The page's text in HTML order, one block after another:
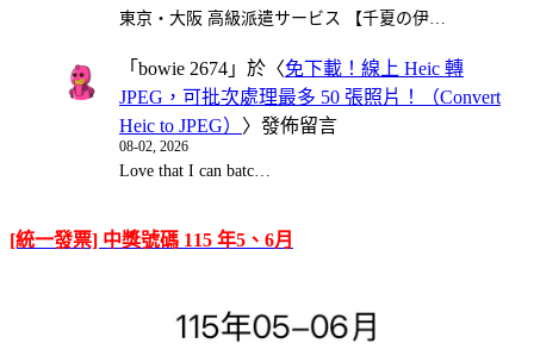
東京・大阪 高級派遣サービス 【千夏の伊…
「 bowie 2674 」於〈免下載！線上 Heic 轉
JPEG，可批次處理最多 50 張照片！（Convert
Heic to JPEG） 〉發佈留言
08-02, 2026
Love that I can batc…
[統一發票] 中獎號碼 115 年5、6月